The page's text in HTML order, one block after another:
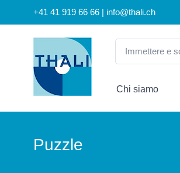
+41 41 919 66 66 | info@thali.ch
Chi siamo
Puzzle